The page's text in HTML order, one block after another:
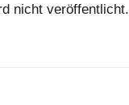
nicht veröffentlicht.